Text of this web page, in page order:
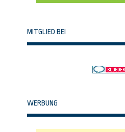
MITGLIED BEI
WERBUNG